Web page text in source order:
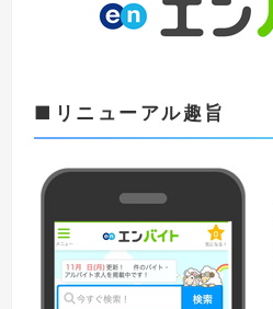
■リニューアル趣旨